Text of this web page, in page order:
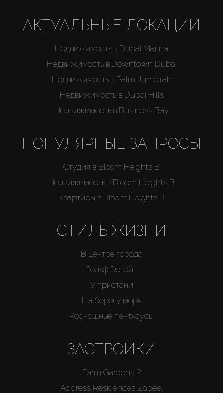
АКТУАЛЬНЫЕ ЛОКАЦИИ
Недвижимость в Dubai Marina
Недвижимость в Downtown Dubai
Недвижимость в Palm Jumeirah
Недвижимость в Dubai Hills
Недвижимость в Business Bay
ПОПУЛЯРНЫЕ ЗАПРОСЫ
Студия в Bloom Heights B
Недвижимость в Bloom Heights B
Квартиры в Bloom Heights B
СТИЛЬ ЖИЗНИ
В центре города
Гольф Эстейт
У пристани
На берегу моря
Роскошные пентхаусы
ЗАСТРОЙКИ
Farm Gardens 2
Address Residences Zabeel